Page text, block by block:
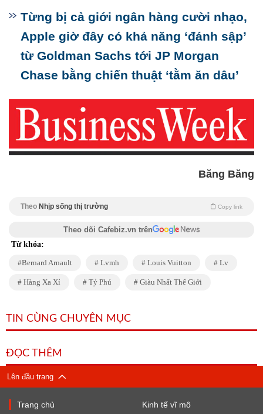
Từng bị cả giới ngân hàng cười nhạo,
Apple giờ đây có khả năng ‘đánh sập’
từ Goldman Sachs tới JP Morgan
Chase bằng chiến thuật ‘tằm ăn dâu’
Băng Băng
Theo Nhịp sống thị trường Copy link
Theo dõi Cafebiz.vn trên
Từ khóa:
Bernard Arnault Lvmh Louis Vuitton Lv
Hàng Xa Xỉ Tỷ Phú Giàu Nhất Thế Giới
TIN CÙNG CHUYÊN MỤC
ĐỌC THÊM
Lên đầu trang
Trang chủ Kinh tế vĩ mô